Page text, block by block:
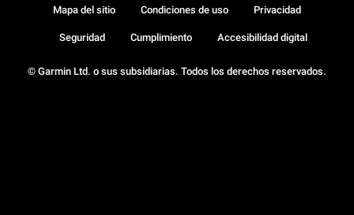
© Garmin Ltd. o sus subsidiarias. Todos los derechos reservados.
Mapa del sitio Condiciones de uso Privacidad
Seguridad Cumplimiento Accesibilidad digital